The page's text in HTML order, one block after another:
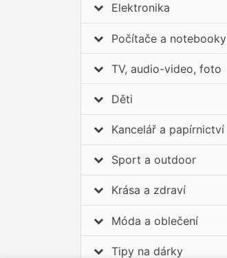
Elektronika
Počítače a notebooky
TV, audio-video, foto
Děti
Kancelář a papírnictví
Sport a outdoor
Krása a zdraví
Móda a oblečení
Tipy na dárky